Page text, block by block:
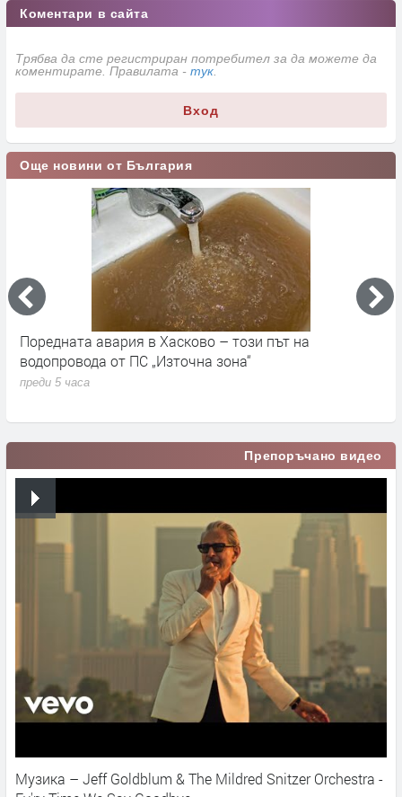
Коментари в сайта
Трябва да сте регистриран потребител за да можете да
коментирате. Правилата - тук
Вход
Още новини от България
До 36 градуса и слънчево време в България днес
преди 15 часа
Препоръчано видео
Музика – Jeff Goldblum & The Mildred Snitzer Orchestra -